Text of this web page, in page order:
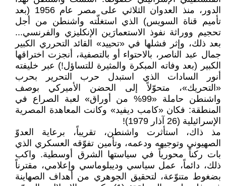
الدور، منذ العدوان الثلاثي على مصر عام 1956 (بعد
تأميم قناة السويس) الذي استغلّته واشنطن من أجل
تحجيم ووراثة نفوذ الاستعمارَين الإنكليزي والفرنسي...
بعد ذلك، وإثر فشلها في «تحييد» القائد التحرري الكبير
جمال عبد الناصر، بالاحتواء أو بالتصفية، أنجزت اختراقها
الكبير (بعد وفاته المبكرة والمثيرة للتساؤل!) عبر خليفته
أنور السادات الذي استبدل حرب التحرير بحرب
«التحريك»، متحوّلاً إلى الحضن الأميركي بوصف
واشنطن حاملة «99% من أوراق» لعبة الصراع في
المنطقة: فكان «كامب ديفيد» وكانت المعاهدة المصرية
الإسرائيلية (26 آذار 1979)!
مذ ذاك، استأثرت واشنطن، تقريباً، برعاية العدوّ
الصهيوني وتوجيهه ودعمه، وتأمين تفوّقه العسكري الذي
بات ركناً محورياً في سياستها الشرق أوسطية. واكب
ذلك، دائماً، عمل سياسي وديبلوماسي وإعلامي، مقترناً
بضغوط متنوّعة، لتحقيق الجوهري من أهداف الصهاينة